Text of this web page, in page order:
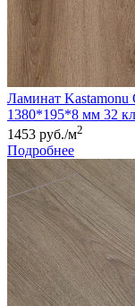
Ламинат Kastamonu
1380*195*8 мм 32
1453 руб./м2
Подробнее